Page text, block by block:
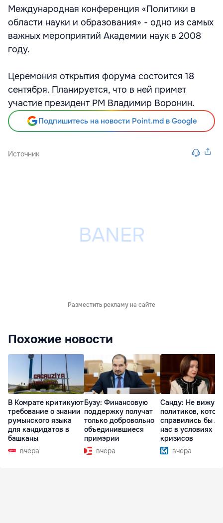
Международная конференция «Политики в
области науки и образования» - одно из самых
важных мероприятий Академии наук в 2008
году.
Церемония открытия форума состоится 18
сентября. Планируется, что в ней примет
участие президент РМ Владимир Воронин.
Подпишитесь на новости Point.md в Google
Источник
Разместить рекламу на сайте
Похожие новости
В Комрате критикуют
требование о знании
румынского языка
для кандидатов в
башканы
вчера
Бузу: Финансовую
поддержку получат
только добровольно
объединившиеся
примэрии
вчера
Санду: Не вижу
политиков,
справились бы
нас в условиях
кризисов
вчера